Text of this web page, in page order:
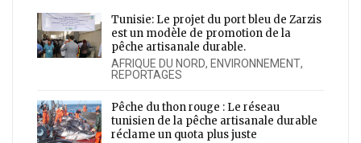
Tunisie: Le projet du port bleu de Zarzis
est un modèle de promotion de la
pêche artisanale durable.
AFRIQUE DU NORD, ENVIRONNEMENT,
REPORTAGES
Pêche du thon rouge : Le réseau
tunisien de la pêche artisanale durable
réclame un quota plus juste